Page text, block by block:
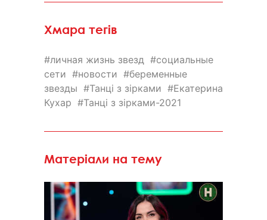
Хмара тегів
личная жизнь звезд
социальные
сети
новости
беременные
звезды
Танці з зірками
Екатерина
Кухар
Танці з зірками-2021
Матеріали на тему